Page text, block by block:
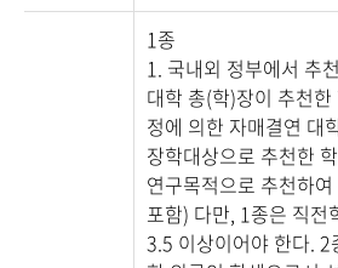
1종
1. 국내외 정부에서 추
대학 총(학)장이 추천
정에 의한 자매결연 대
장학대상으로 추천한
연구목적으로 추천하
포함) 다만, 1종은 직전
3.5 이상이어야 한다. 2